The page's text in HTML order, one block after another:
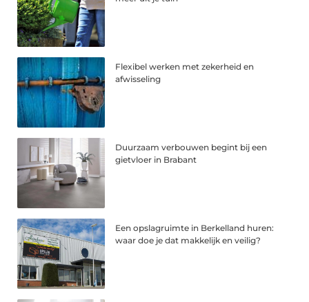
Flexibel werken met zekerheid en
afwisseling
Duurzaam verbouwen begint bij een
gietvloer in Brabant
Een opslagruimte in Berkelland huren:
waar doe je dat makkelijk en veilig?